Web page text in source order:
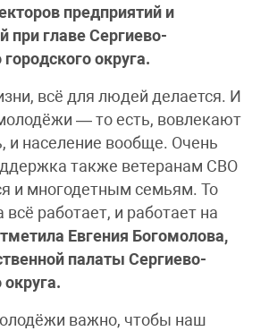
предприятий и
при главе Сергиево-
округа.
всё для людей делается. И
— то есть, вовлекают
и население вообще. Очень
также ветеранам СВО
и многодетным семьям. То
всё работает, и работает на
Евгения Богомолова,
палаты Сергиево-
округа.
важно, чтобы наш